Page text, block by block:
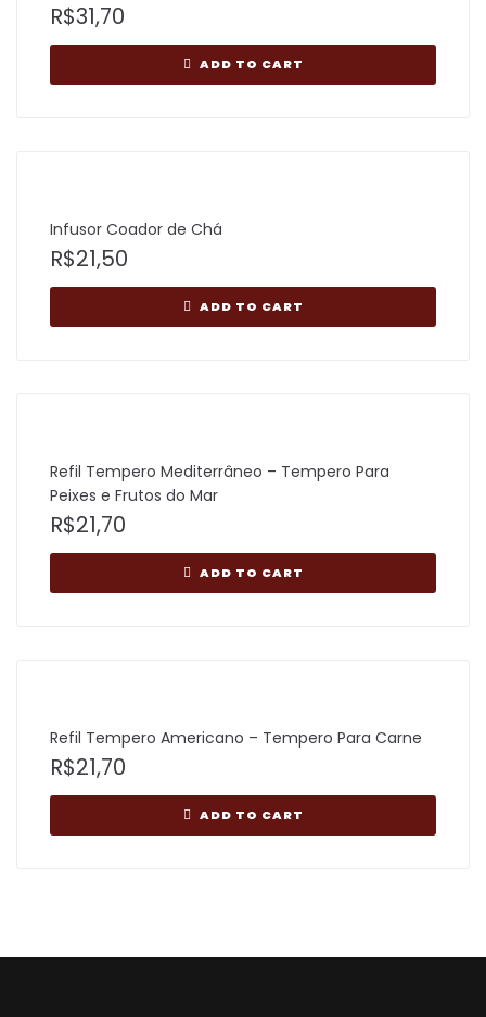
R$31,70
ADD TO CART
Infusor Coador de Chá
R$21,50
ADD TO CART
Refil Tempero Mediterrâneo – Tempero Para
Peixes e Frutos do Mar
R$21,70
ADD TO CART
Refil Tempero Americano – Tempero Para Carne
R$21,70
ADD TO CART